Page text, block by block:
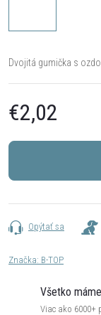
Dvojitá gumička s
€2,02
cena:
Opýtať sa
Značka: B-TOP
Všetko
Viac ako